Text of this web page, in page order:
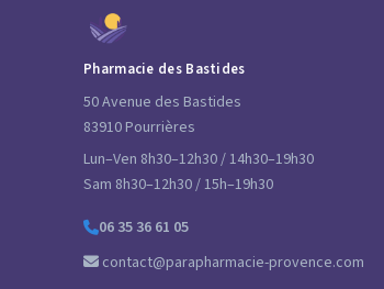
Pharmacie des Bastides
50 Avenue des Bastides
83910 Pourrières
Lun–Ven 8h30–12h30 / 14h30–19h30
Sam 8h30–12h30 / 15h–19h30
06 35 36 61 05
contact@parapharmacie-provence.com